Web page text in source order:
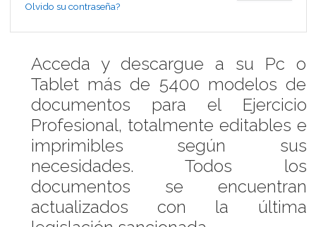
Olvido su contraseña?
Acceda y descargue a su Pc o
Tablet más de 5400 modelos de
documentos para el Ejercicio
Profesional, totalmente editables e
imprimibles según sus
necesidades. Todos los
documentos se encuentran
actualizados con la última